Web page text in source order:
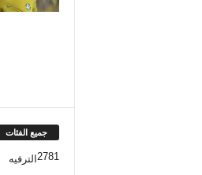
جميع الفئات
الترفيه 2781